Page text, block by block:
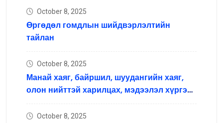
October 8, 2025
Өргөдөл гомдлын шийдвэрлэлтийн
тайлан
October 8, 2025
Манай хаяг, байршил, шуудангийн хаяг,
олон нийттэй харилцах, мэдээлэл хүргэх
October 8, 2025